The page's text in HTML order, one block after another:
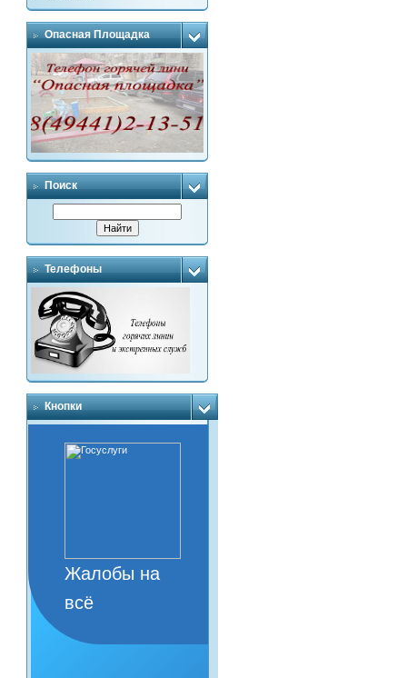
Опасная Площадка
Поиск
Телефоны
Кнопки
Жалобы на
всё